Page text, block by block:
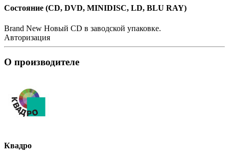
Состояние (СD, DVD, MINIDISC, LD, BLU RAY)
Brand New Новый CD в заводской упаковке.
Авторизация
О производителе
Квадро